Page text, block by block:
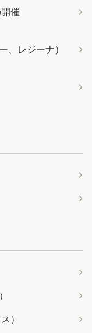
催
、レジーナ）
）